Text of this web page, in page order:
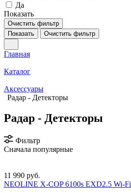
Да
Показать
Очистить фильтр
Показать
Очистить фильтр
Главная
Каталог
Аксессуары
Радар - Детекторы
Радар - Детекторы
Фильтр
Сначала популярные
11 990 руб.
NEOLINE X-COP 6100s EXD2.5 Wi-Fi